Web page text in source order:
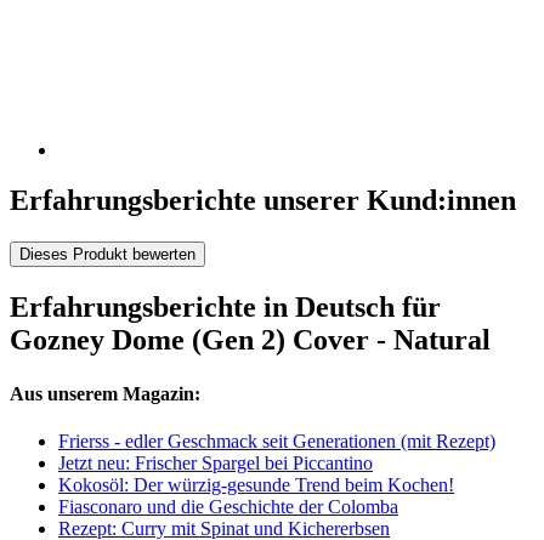
Erfahrungsberichte unserer Kund:innen
Dieses Produkt bewerten
Erfahrungsberichte in Deutsch für
Gozney Dome (Gen 2) Cover - Natural
Aus unserem Magazin:
Frierss - edler Geschmack seit Generationen (mit Rezept)
Jetzt neu: Frischer Spargel bei Piccantino
Kokosöl: Der würzig-gesunde Trend beim Kochen!
Fiasconaro und die Geschichte der Colomba
Rezept: Curry mit Spinat und Kichererbsen